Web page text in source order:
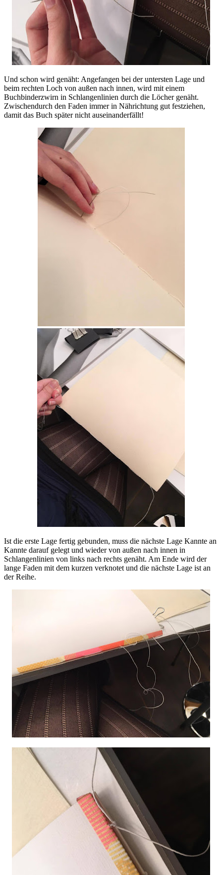
Und schon wird genäht: Angefangen bei der untersten Lage und
beim rechten Loch von außen nach innen, wird mit einem
Buchbinderzwirn in Schlangenlinien durch die Löcher genäht.
Zwischendurch den Faden immer in Nährichtung gut festziehen,
damit das Buch später nicht auseinanderfällt!
Ist die erste Lage fertig gebunden, muss die nächste Lage Kannte an
Kannte darauf gelegt und wieder von außen nach innen in
Schlangenlinien von links nach rechts genäht. Am Ende wird der
lange Faden mit dem kurzen verknotet und die nächste Lage ist an
der Reihe.